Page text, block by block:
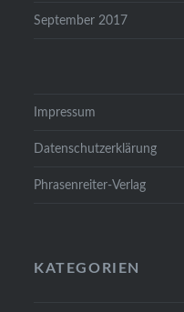
September 2017
Impressum
Datenschutzerklärung
Phrasenreiter-Verlag
KATEGORIEN